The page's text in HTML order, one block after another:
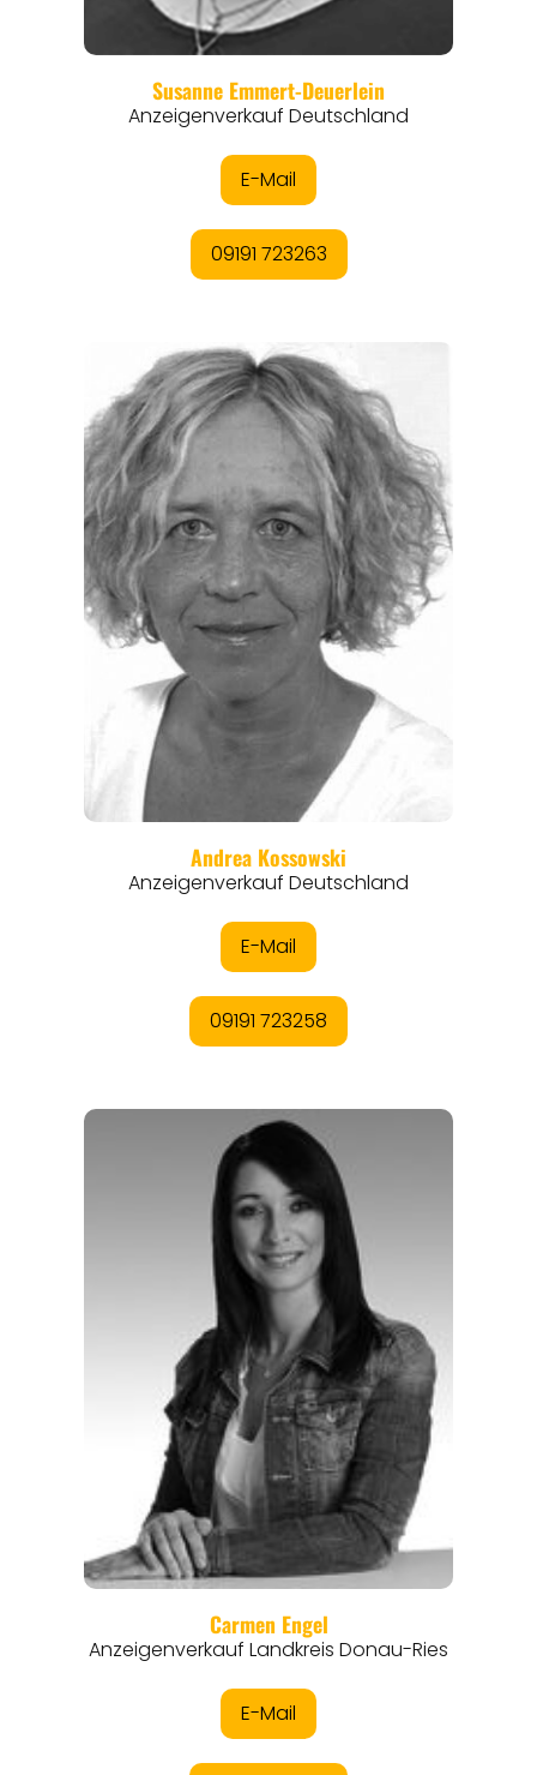
REGIONEN
ORTE
EVENTS
REISEFÜHRER
REISEMAGAZINE
THEMEN
ANGEBOTE